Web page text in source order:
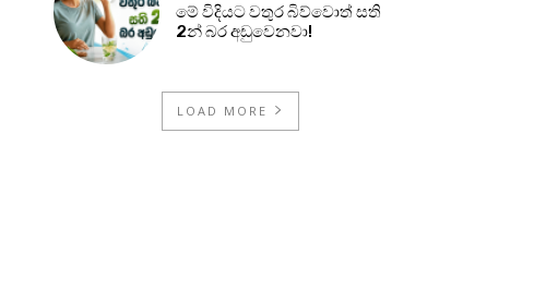
මේ විදියට වතුර බිව්වොත් සති
2න් බර අඩුවෙනවා!
LOAD MORE